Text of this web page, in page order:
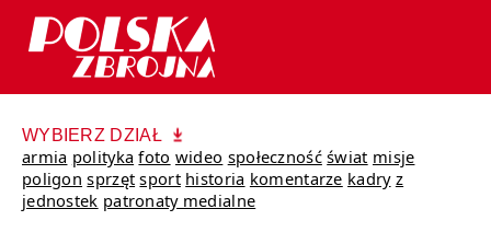
WYBIERZ DZIAŁ
armia polityka foto wideo społeczność świat misje
poligon sprzęt sport historia komentarze kadry z
jednostek patronaty medialne